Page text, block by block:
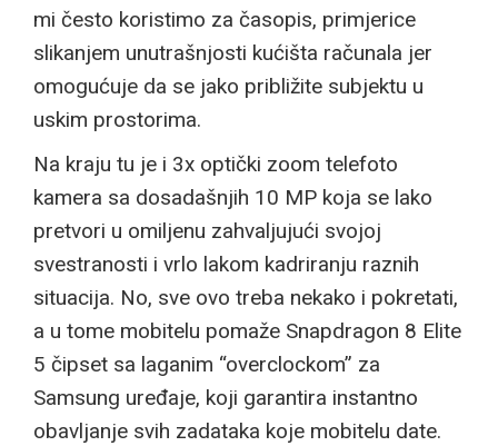
mi često koristimo za časopis, primjerice
slikanjem unutrašnjosti kućišta računala jer
omogućuje da se jako približite subjektu u
uskim prostorima.
Na kraju tu je i 3x optički zoom telefoto
kamera sa dosadašnjih 10 MP koja se lako
pretvori u omiljenu zahvaljujući svojoj
svestranosti i vrlo lakom kadriranju raznih
situacija. No, sve ovo treba nekako i pokretati,
a u tome mobitelu pomaže Snapdragon 8 Elite
5 čipset sa laganim “overclockom” za
Samsung uređaje, koji garantira instantno
obavljanje svih zadataka koje mobitelu date.